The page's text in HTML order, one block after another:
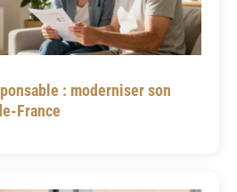
: moderniser son
France